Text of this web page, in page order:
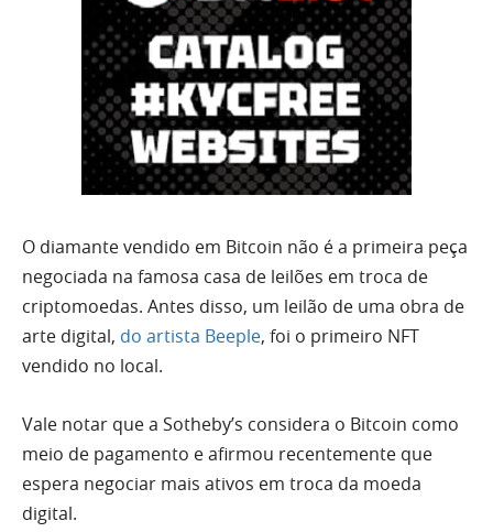
O diamante vendido em Bitcoin não é a primeira peça
negociada na famosa casa de leilões em troca de
criptomoedas. Antes disso, um leilão de uma obra de
arte digital, do artista Beeple, foi o primeiro NFT
vendido no local.
Vale notar que a Sotheby’s considera o Bitcoin como
meio de pagamento e afirmou recentemente que
espera negociar mais ativos em troca da moeda
digital.